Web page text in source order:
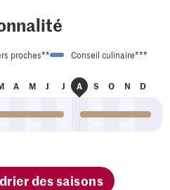
proches** Conseil culinaire***
ar Avr Mai J Jui Aoû SepOct Nov Déc
des saisons